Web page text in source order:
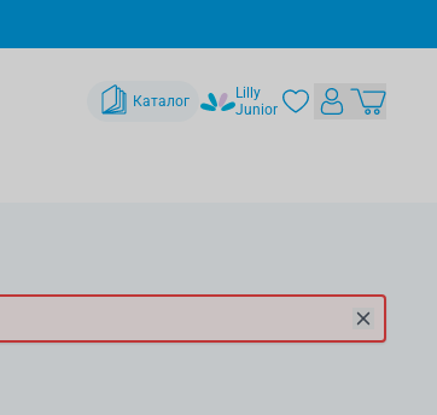
Каталог
Lilly
Junior